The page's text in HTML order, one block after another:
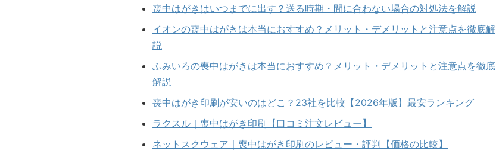
喪中はがきはいつまでに出す？送る時期・間に合わない場合の対処法を解説
イオンの喪中はがきは本当におすすめ？メリット・デメリットと注意点を徹底解
説
ふみいろの喪中はがきは本当におすすめ？メリット・デメリットと注意点を徹底
解説
喪中はがき印刷が安いのはどこ？23社を比較【2026年版】最安ランキング
ラクスル｜喪中はがき印刷【口コミ注文レビュー】
ネットスクウェア｜喪中はがき印刷のレビュー・評判【価格の比較】